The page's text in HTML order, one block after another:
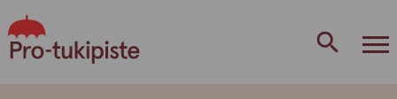
to
content